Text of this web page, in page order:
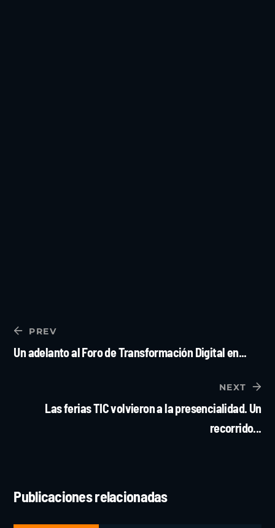
PREV
Un adelanto al Foro de Transformación Digital en...
NEXT
Las ferias TIC volvieron a la presencialidad. Un
recorrido...
Publicaciones relacionadas